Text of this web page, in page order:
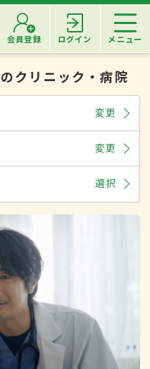
会員登録 ログイン メニュー
のクリニック・病院
変更
変更
選択